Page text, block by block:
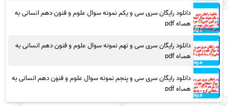
دانلود رایگان سری سی و یکم نمونه سوال علوم و فنون دهم انسانی به
همراه pdf
دانلود رایگان سری سی و نهم نمونه سوال علوم و فنون دهم انسانی به
همراه pdf
دانلود رایگان سری سی و پنجم نمونه سوال علوم و فنون دهم انسانی به
همراه pdf